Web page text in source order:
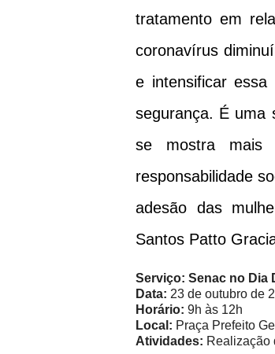
tratamento em
coronavírus
e intensificar essa
segurança. É uma
se mostra mais
responsabilidade
adesão das
Santos Patto
Serviço: Senac no Dia
Data: 23 de outubro de
Horário: 9h às 12h
Local: Praça Prefeito
Atividades: Realização